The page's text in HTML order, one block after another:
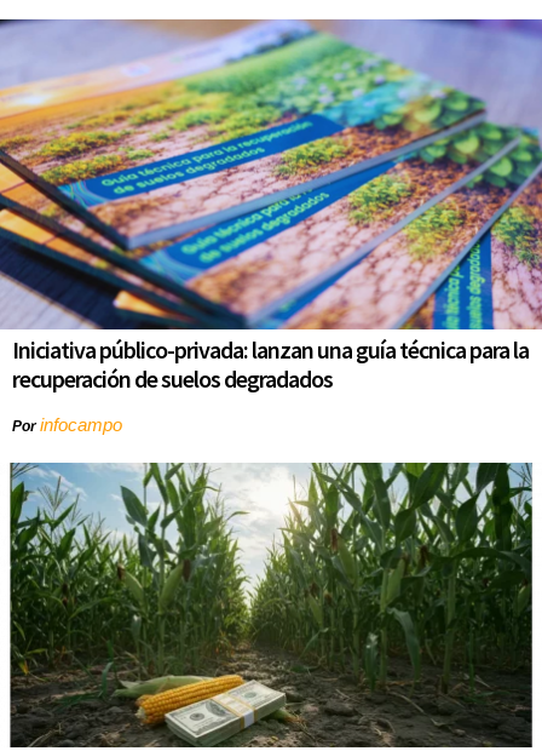
Iniciativa público-privada: lanzan una guía técnica para la
recuperación de suelos degradados
Porinfocampo